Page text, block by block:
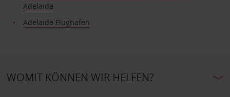
Adelaide
Adelaide Flughafen
WOMIT KÖNNEN WIR HELFEN?